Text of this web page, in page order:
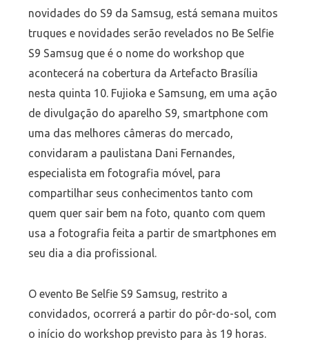
novidades do S9 da Samsug, está semana muitos
truques e novidades serão revelados no Be Selfie
S9 Samsug que é o nome do workshop que
acontecerá na cobertura da Artefacto Brasília
nesta quinta 10. Fujioka e Samsung, em uma ação
de divulgação do aparelho S9, smartphone com
uma das melhores câmeras do mercado,
convidaram a paulistana Dani Fernandes,
especialista em fotografia móvel, para
compartilhar seus conhecimentos tanto com
quem quer sair bem na foto, quanto com quem
usa a fotografia feita a partir de smartphones em
seu dia a dia profissional.
O evento Be Selfie S9 Samsug, restrito a
convidados, ocorrerá a partir do pôr-do-sol, com
o início do workshop previsto para às 19 horas.